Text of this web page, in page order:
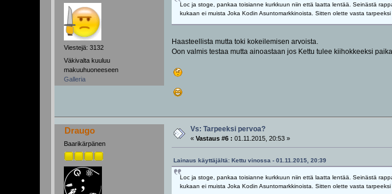
Viestejä: 3132
Väkivalta kuuluu
makuuhuoneeseen
Galleria
Loc ja stoge, pankaa toisianne kurkkuun niin että laatta lentää. Seinästä
kukaan ei muista Joka Kodin Asuntomarkkinoista. Sitten olette vasta tarpeeksi
Haasteellista mutta toki kokeilemisen arvoista.
Oon valmis testaa mutta ainoastaan jos Kettu tulee kiihokkeeksi
Draugo
Baarikärpänen
Vs: Tarpeeksi pervoa?
«Vastaus #6 : 01.11.2015, 20:53 »
Lainaus käyttäjältä: Kettu vinossa - 01.11.2015, 20:39
Loc ja stoge, pankaa toisianne kurkkuun niin että laatta lentää. Seinästä
kukaan ei muista Joka Kodin Asuntomarkkinoista. Sitten olette vasta tarpeeksi